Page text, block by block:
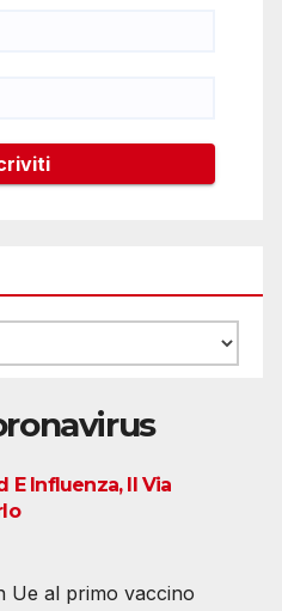
E Influenza, Il Via
Ue al primo vaccino